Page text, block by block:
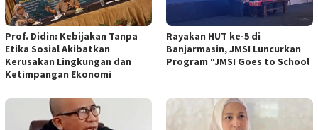
Prof. Didin: Kebijakan Tanpa
Etika Sosial Akibatkan
Kerusakan Lingkungan dan
Ketimpangan Ekonomi
Rayakan HUT ke-5 di
Banjarmasin, JMSI Luncurkan
Program “JMSI Goes to School